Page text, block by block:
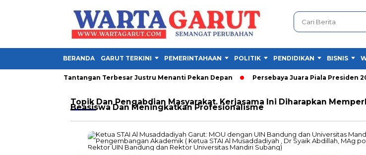
BERANDA GARUT TERKINI PEMERINTAHAAN POLITIK PENDIDIKAN BISNIS
2026, Tantangan Terbesar Justru Menanti Pekan Depan Persebaya Juara Piala Presiden
Topik Dan Pengabdian Masyarakat. Kerjasama Ini Diharapkan
Beasiswa Dan Meningkatkan Profesionalisme